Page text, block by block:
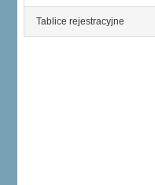
Tablice rejestracyjne